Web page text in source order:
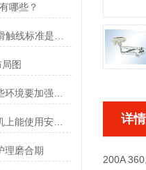
哪些？
图
在电动葫芦和桥式起重机上能使用安全滑触线吗
理磨合期
详
200A